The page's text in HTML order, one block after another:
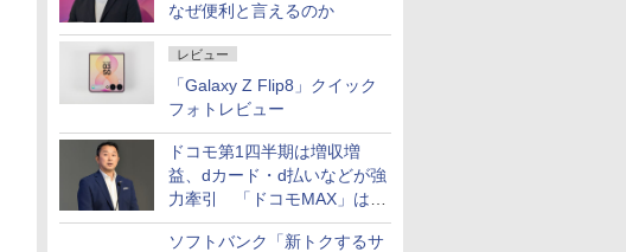
なぜ便利と言えるのか
レビュー
「Galaxy Z Flip8」クイック
フォトレビュー
ドコモ第1四半期は増収増
益、dカード・d払いなどが強
力牽引 「ドコモMAX」は
400万契約突破
ソフトバンク「新トクするサ